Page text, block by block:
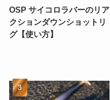
OSP サイコロラバーのリア
クションダウンショットリ
グ【使い方】